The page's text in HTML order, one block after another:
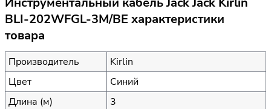
BLI-202WFGL-3M/BE характеристики
товара
Производитель
Kirlin
Цвет
Синий
Длина (м)
3